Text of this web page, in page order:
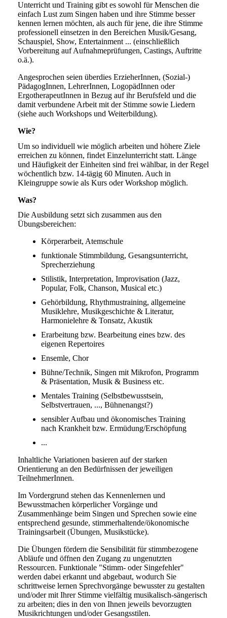
Unterricht und Training gibt es sowohl für Menschen die
einfach Lust zum Singen haben und ihre Stimme besser
kennen lernen möchten, als auch für jene, die ihre Stimme
professionell einsetzen in den Bereichen Musik/Gesang,
Schauspiel, Show, Entertainment ... (einschließlich
Vorbereitung auf Aufnahmeprüfungen, Castings, Auftritte
o.ä.).
Angesprochen seien überdies ErzieherInnen, (Sozial-)
PädagogInnen, LehrerInnen, LogopädInnen oder
ErgotherapeutInnen in Bezug auf ihr Berufsfeld und die
damit verbundene Arbeit mit der Stimme sowie Liedern
(siehe auch Workshops und Weiterbildung).
Wie?
Um so individuell wie möglich arbeiten und höhere Ziele
erreichen zu können, findet Einzelunterricht statt. Länge
und Häufigkeit der Einheiten sind frei wählbar, in der Regel
wöchentlich bzw. 14-tägig 60 Minuten. Auch in
Kleingruppe sowie als Kurs oder Workshop möglich.
Was?
Die Ausbildung setzt sich zusammen aus den
Übungsbereichen:
Körperarbeit, Atemschule
funktionale Stimmbildung, Gesangsunterricht,
Sprecherziehung
Stilistik, Interpretation, Improvisation (Jazz,
Popular, Folk, Chanson, Musical etc.)
Gehörbildung, Rhythmustraining, allgemeine
Musiklehre, Musikgeschichte & Literatur,
Harmonielehre & Tonsatz, Akustik
Erarbeitung bzw. Bearbeitung eines bzw. des
eigenen Repertoires
Ensemle, Chor
Bühne/Technik, Singen mit Mikrofon, Programm
& Präsentation, Musik & Business etc.
Mentales Training (Selbstbewusstsein,
Selbstvertrauen, ..., Bühnenangst?)
sensibler Aufbau und ökonomisches Training
nach Krankheit bzw. Ermüdung/Erschöpfung
...
Inhaltliche Variationen basieren auf der starken
Orientierung an den Bedürfnissen der jeweiligen
TeilnehmerInnen.
Im Vordergrund stehen das Kennenlernen und
Bewusstmachen körperlicher Vorgänge und
Zusammenhänge beim Singen und Sprechen sowie eine
entsprechend gesunde, stimmerhaltende/ökonomische
Trainingsarbeit (Übungen, Musikstücke).
Die Übungen fördern die Sensibilität für stimmbezogene
Abläufe und öffnen den Zugang zu ungenutzten
Ressourcen. Funktionale "Stimm- oder Singefehler"
werden dabei erkannt und abgebaut, wodurch Sie
schrittweise lernen Sprechvorgänge bewusster zu gestalten
und/oder mit Ihrer Stimme vielfältig musikalisch-sängerisch
zu arbeiten; dies in den von Ihnen jeweils bevorzugten
Musikrichtungen und/oder Gesangsstilen.